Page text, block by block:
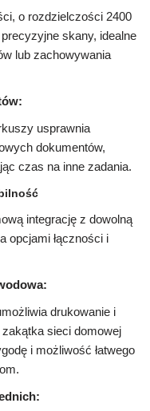
o rozdzielczości 2400
skany, idealne
lub zachowywania
usprawnia
dokumentów,
czas na inne zadania.
integrację z dowolną
opcjami łączności i
drukowanie i
sieci domowej
i możliwość łatwego